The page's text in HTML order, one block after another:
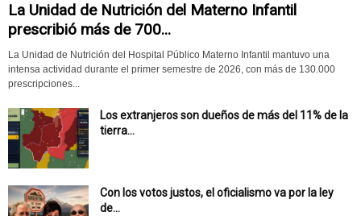
La Unidad de Nutrición del Materno Infantil
prescribió más de 700...
La Unidad de Nutrición del Hospital Público Materno Infantil mantuvo una
intensa actividad durante el primer semestre de 2026, con más de 130.000
prescripciones...
Los extranjeros son dueños de más del 11% de la
tierra...
Con los votos justos, el oficialismo va por la ley
de...